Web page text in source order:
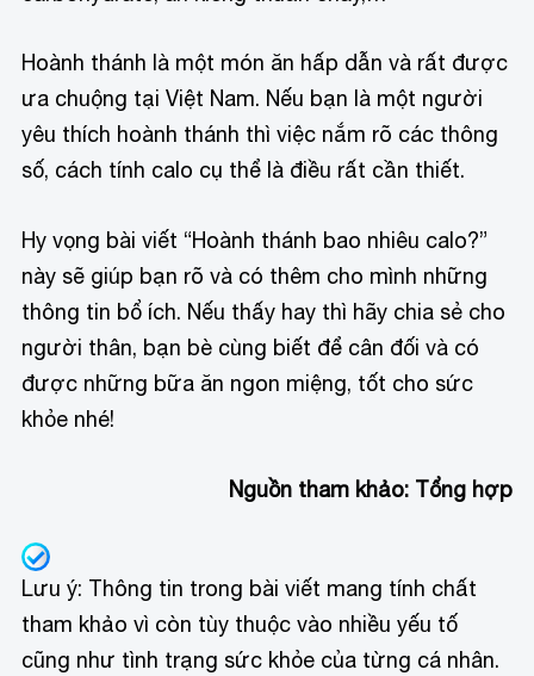
Hoành thánh là một món ăn hấp dẫn và rất được
ưa chuộng tại Việt Nam. Nếu bạn là một người
yêu thích hoành thánh thì việc nắm rõ các thông
số, cách tính calo cụ thể là điều rất cần thiết.
Hy vọng bài viết “Hoành thánh bao nhiêu calo?”
này sẽ giúp bạn rõ và có thêm cho mình những
thông tin bổ ích. Nếu thấy hay thì hãy chia sẻ cho
người thân, bạn bè cùng biết để cân đối và có
được những bữa ăn ngon miệng, tốt cho sức
khỏe nhé!
Nguồn tham khảo: Tổng hợp
Lưu ý: Thông tin trong bài viết mang tính chất
tham khảo vì còn tùy thuộc vào nhiều yếu tố
cũng như tình trạng sức khỏe của từng cá nhân.